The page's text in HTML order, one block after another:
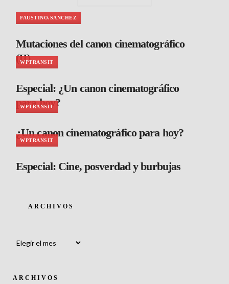
FAUSTINO.SANCHEZ
Mutaciones del canon cinematográfico
(II)
WPTRANSIT
Especial: ¿Un canon cinematográfico
para hoy?
WPTRANSIT
¿Un canon cinematográfico para hoy?
WPTRANSIT
Especial: Cine, posverdad y burbujas
ARCHIVOS
ARCHIVOS